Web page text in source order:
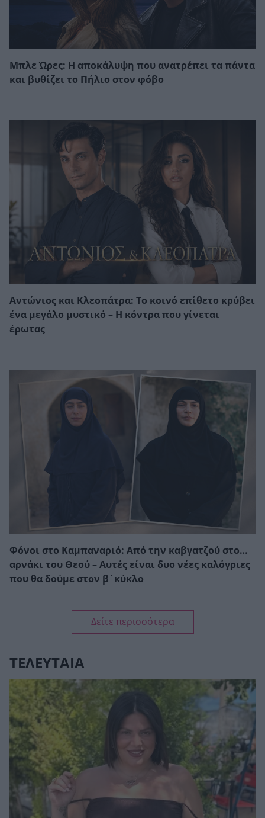
Μπλε Ώρες: Η αποκάλυψη που ανατρέπει τα πάντα
και βυθίζει το Πήλιο στον φόβο
Αντώνιος και Κλεοπάτρα: Το κοινό επίθετο κρύβει
ένα μεγάλο μυστικό – Η κόντρα που γίνεται
έρωτας
Φόνοι στο Καμπαναριό: Από την καβγατζού στο…
αρνάκι του Θεού – Αυτές είναι δυο νέες καλόγριες
που θα δούμε στον β΄κύκλο
Δείτε περισσότερα
ΤΕΛΕΥΤΑΙΑ